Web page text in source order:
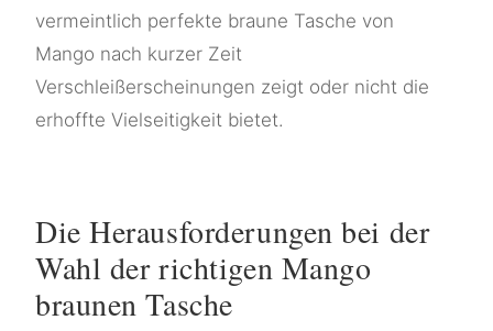
vermeintlich perfekte braune Tasche von
Mango nach kurzer Zeit
Verschleißerscheinungen zeigt oder nicht die
erhoffte Vielseitigkeit bietet.
Die Herausforderungen bei der
Wahl der richtigen Mango
braunen Tasche